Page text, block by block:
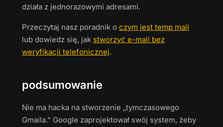
działa z jednorazowymi adresami.
Przeczytaj nasz poradnik o czym jest temp mail
lub dowiedz się, jak stworzyć e-mail bez
weryfikacji telefonicznej.
podsumowanie
Nie ma hacka na stworzenie „tymczasowego
Gmaila." Google zaprojektował swój system, żeby